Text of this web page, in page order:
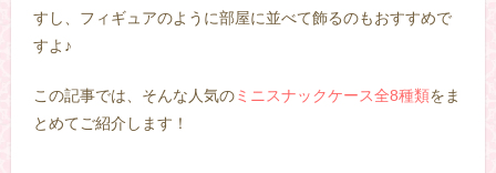
すし、フィギュアのように部屋に並べて飾るのもおすすめで
すよ♪
この記事では、そんな人気のミニスナックケース全8種類をま
とめてご紹介します！